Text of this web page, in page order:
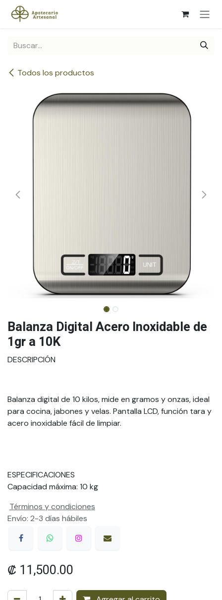
Ir al contenido
Todos los productos
Balanza Digital Acero Inoxidable de
1gr a 10K
DESCRIPCIÓN
Balanza digital de 10 kilos, mide en gramos y onzas, ideal
para cocina, jabones y velas. Pantalla LCD, función tara y
acero inoxidable fácil de limpiar.
ESPECIFICACIONES
Capacidad máxima: 10 kg
₡ 11,500.00
Términos y condiciones
Envío: 2-3 días hábiles